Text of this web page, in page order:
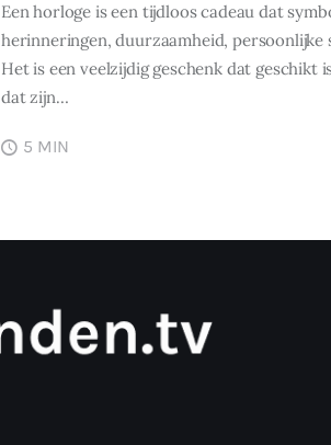
Een horloge is een tijdloos cadeau dat
herinneringen, duurzaamheid,
Het is een veelzijdig geschenk dat geschikt
dat zijn…
5 MIN